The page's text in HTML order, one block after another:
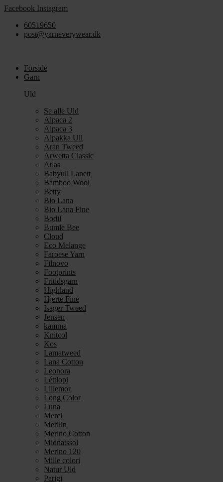
Videre
indhold
Facebook Instagram
60519650
post@yarneverywear.dk
Forside
Garn
Uld
Se alle Uld
Alpaca 2
Alpaca 3
Alpakka Ull
Aran Tweed
Arwetta Classic
Atlas
Babyull Lanett
Bamboo Wool
Betty
Bio Lana
Bio Lana Fine
Bodil
Bumle Bee
Cloud
Eco Melange
Faroese Yarn
Filnovo
Footprints
Fritidsgarn
Highland
Hjerte Fine
Isager Tweed
Jensen
kamma
Knitcol
Kos
Lamatweed
Lana Cotton
Leonora
Léttlopi
Lillemor
Long Color
Luna
Merci
Merilin
Merino Cotton
Midnatssol
Merino 120
Mille colori
Natur Uld
Parigi